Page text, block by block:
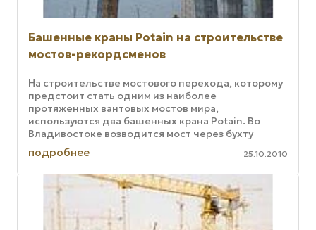
Башенные краны Potain на строительстве
мостов-рекордсменов
На строительстве мостового перехода, которому
предстоит стать одним из наиболее
протяженных вантовых мостов мира,
используются два башенных крана Potain. Во
Владивостоке возводится мост через бухту
Золотой Рог общей длиной 1388 метров.
Проектом ...
подробнее 25.10.2010